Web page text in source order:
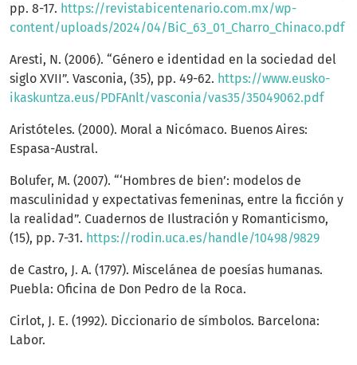
pp. 8-17. https://revistabicentenario.com.mx/wp-
content/uploads/2024/04/BiC_63_01_Charro_Chinaco.pdf
Aresti, N. (2006). “Género e identidad en la sociedad del
siglo XVII”. Vasconia, (35), pp. 49-62. https://www.eusko-
ikaskuntza.eus/PDFAnlt/vasconia/vas35/35049062.pdf
Aristóteles. (2000). Moral a Nicómaco. Buenos Aires:
Espasa-Austral.
Bolufer, M. (2007). “‘Hombres de bien’: modelos de
masculinidad y expectativas femeninas, entre la ficción y
la realidad”. Cuadernos de Ilustración y Romanticismo,
(15), pp. 7-31. https://rodin.uca.es/handle/10498/9829
de Castro, J. A. (1797). Miscelánea de poesías humanas.
Puebla: Oficina de Don Pedro de la Roca.
Cirlot, J. E. (1992). Diccionario de símbolos. Barcelona:
Labor.